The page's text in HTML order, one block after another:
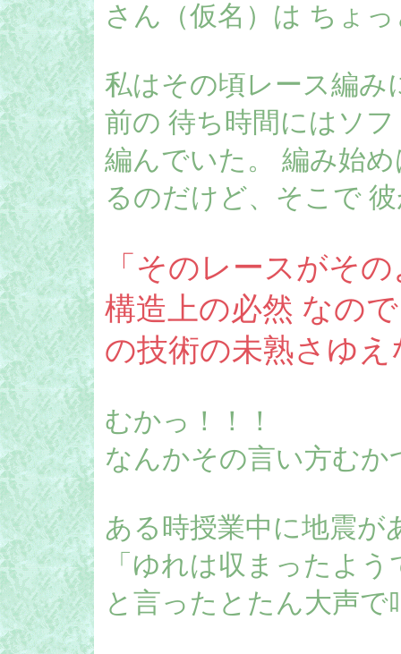
さん（仮名）は ちょ
私はその頃レース編み
前の 待ち時間にはソ
編んでいた。 編み始
るのだけど、そこで
「そのレースがそ
構造上の必然 なの
の技術の未熟さゆ
むかっ！！！
なんかその言い方むか
ある時授業中に地震が
「ゆれは収まったよ
と言ったとたん大声で